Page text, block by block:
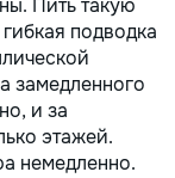
подводка
замедленного
и за
этажей.
немедленно.